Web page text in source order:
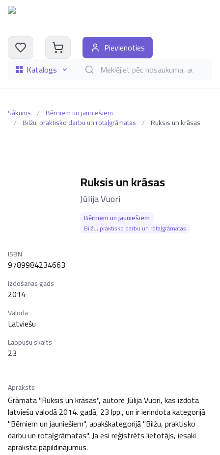
Katalogs Meklēt grāmatas pēc nosaukuma, autora,
Pievienoties
Sākums / Bērniem un jauniešiem
/ Bilžu, praktisko darbu un rotaļgrāmatas / Ruksis un krāsas
Ruksis un krāsas
–
Jūlija Vuori
Bērniem un jauniešiem
Bilžu, praktisko darbu un rotaļgrāmatas
ISBN
9789984234663
Izdošanas gads
2014
Valoda
Latviešu
Lappušu skaits
23
Apraksts
Grāmata "Ruksis un krāsas", autore Jūlija Vuori, kas izdota
latviešu valodā 2014. gadā, 23 lpp., un ir ierindota kategorijā
"Bērniem un jauniešiem", apakškategorijā "Bilžu, praktisko
darbu un rotaļgrāmatas". Ja esi reģistrēts lietotājs, iesaki
apraksta papildinājumus.